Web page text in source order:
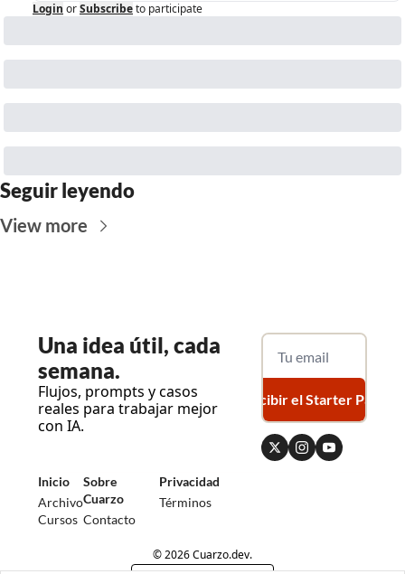
Login orSubscribeto participate
Seguir leyendo
View more
Una idea útil, cada
semana.
Flujos, prompts y casos
reales para trabajar mejor
con IA.
Recibir el Starter Pack
Inicio
Archivo
Cursos
Sobre
Cuarzo
Contacto
Privacidad
Términos
© 2026 Cuarzo.dev.